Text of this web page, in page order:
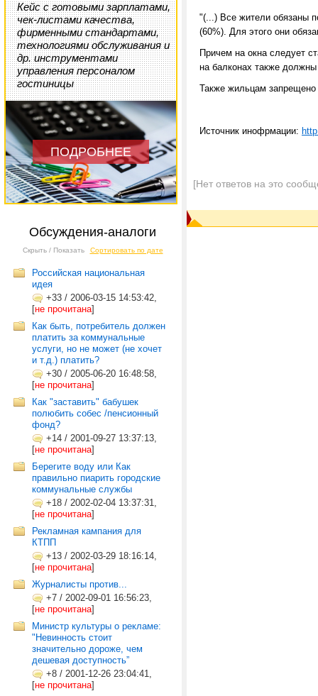
Кейс с готовыми зарплатами,
чек-листами качества,
фирменными стандартами,
технологиями обслуживания и
др. инструментами
управления персоналом
гостиницы
ПОДРОБНЕЕ
Обсуждения-аналоги
Скрыть / Показать Сортировать по дате
Российская национальная
идея
+33 / 2006-03-15 14:53:42,
[не прочитана]
Как быть, потребитель должен
платить за коммунальные
услуги, но не может (не хочет
и т.д.) платить?
+30 / 2005-06-20 16:48:58,
[не прочитана]
Как "заставить" бабушек
полюбить собес /пенсионный
фонд?
+14 / 2001-09-27 13:37:13,
[не прочитана]
Берегите воду или Как
правильно пиарить городские
коммунальные службы
+18 / 2002-02-04 13:37:31,
[не прочитана]
Рекламная кампания для
КТПП
+13 / 2002-03-29 18:16:14,
[не прочитана]
Журналисты против...
+7 / 2002-09-01 16:56:23,
[не прочитана]
Министр культуры о рекламе:
"Невинность стоит
значительно дороже, чем
дешевая доступность”
+8 / 2001-12-26 23:04:41,
[не прочитана]
"(...) Все жители обязаны
(60%). Для этого они
Причем на окна следует
на балконах также
Также жильцам
Источник инофрмации:
[Нет ответов на это